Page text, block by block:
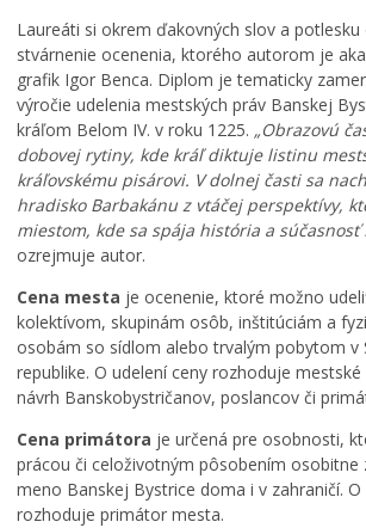
Laureáti si okrem ďakovných slov a potlesku
stvárnenie ocenenia, ktorého autorom je
grafik Igor Benca. Diplom je tematicky
výročie udelenia mestských práv Banskej
kráľom Belom IV. v roku 1225. „Obrazovú
dobovej rytiny, kde kráľ diktuje listinu
kráľovskému pisárovi. V dolnej časti sa
hradisko Barbakánu z vtáčej perspektívy,
miestom, kde sa spája história a súčasnosť
ozrejmuje autor.
Cena mesta je ocenenie, ktoré možno
kolektívom, skupinám osôb, inštitúciám a
osobám so sídlom alebo trvalým pobytom v
republike. O udelení ceny rozhoduje
návrh Banskobystričanov, poslancov či
Cena primátora je určená pre osobnosti,
prácou či celoživotným pôsobením osobitne
meno Banskej Bystrice doma i v zahraničí. O
rozhoduje primátor mesta.
t
s
k
é
h
o
z
a
s
t
u
p
i
t
e
ľ
s
t
v
a
1
t
n
e
r
o
m
N
e
t
w
o
r
k
i
n
g
F
e
s
t
i
v
ý
s
a
d
b
a
b
u
d
e
r
e
a
l
i
z
o
v
a
n